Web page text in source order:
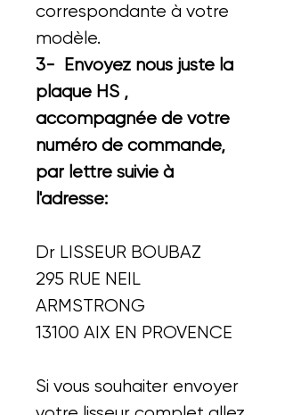
correspondante à votre
modèle.
3- Envoyez nous juste la
plaque HS ,
accompagnée de votre
numéro de commande,
par lettre suivie à
l'adresse:
Dr LISSEUR BOUBAZ
295 RUE NEIL
ARMSTRONG
13100 AIX EN PROVENCE
Si vous souhaiter envoyer